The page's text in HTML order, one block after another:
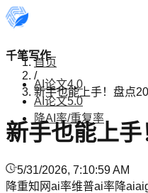
千笔写作
AI论文4.0
AI论文5.0
降AI率/重复率
首页
/
新手也能上手！盘点
新手也能上
5/31/2026, 7:10:59 AM
降重知网ai率维普ai率降ai